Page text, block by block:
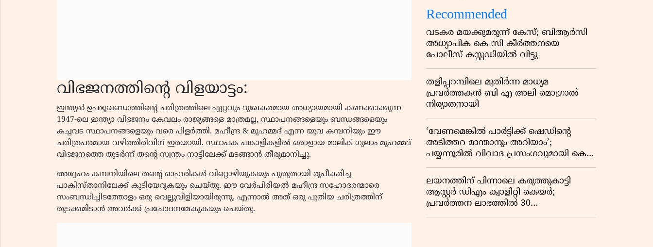
വിഭജനത്തിന്റെ വിളയാട്ടം:
ഇന്ത്യൻ ഉപഭൂഖണ്ഡത്തിന്റെ ചരിത്രത്തിലെ ഏറ്റവും ദുഃഖകരമായ അധ്യായമായി കണക്കാക്കുന്ന
1947-ലെ ഇന്ത്യാ വിഭജനം കേവലം രാജ്യങ്ങളെ മാത്രമല്ല, സ്ഥാപനങ്ങളെയും ബന്ധങ്ങളെയും
കച്ചവട സ്ഥാപനങ്ങളെയും വരെ പിളർത്തി. മഹീന്ദ്ര & മുഹമ്മദ്‌ എന്ന യുവ കമ്പനിയും ഈ
ചരിത്രപരമായ വഴിത്തിരിവിന് ഇരയായി. സ്ഥാപക പങ്കാളികളിൽ ഒരാളായ മാലിക് ഗുലാം മുഹമ്മദ്
വിഭജനത്തെ തുടർന്ന് തൻ്റെ സ്വന്തം നാട്ടിലേക്ക് മടങ്ങാൻ തീരുമാനിച്ചു.
അദ്ദേഹം കമ്പനിയിലെ തൻ്റെ ഓഹരികൾ വിറ്റൊഴിയുകയും പുതുതായി രൂപീകരിച്ച
പാകിസ്താനിലേക്ക് കുടിയേറുകയും ചെയ്തു. ഈ വേർപിരിയൽ മഹീന്ദ്ര സഹോദരന്മാരെ
സംബന്ധിച്ചിടത്തോളം ഒരു വെല്ലുവിളിയായിരുന്നു, എന്നാൽ അത് ഒരു പുതിയ ചരിത്രത്തിന്
തുടക്കമിടാൻ അവർക്ക് പ്രചോദനമേകുകയും ചെയ്തു.
ലാഭത്തിലും വൻ കുതിപ്പ് രേഖപ്പെടുത്തി
ആദ്യ പാദ റിപ്പോർട്ട് പുറത്ത്
Recommended
വടകര മയക്കുമരുന്ന് കേസ്; ബിആർസി
അധ്യാപിക കെ സി കീർത്തനയെ
പോലീസ് കസ്റ്റഡിയിൽ വിട്ടു
തളിപ്പറമ്പിലെ മുതിർന്ന മാധ്യമ
പ്രവർത്തകൻ ബി എ അലി മൊഗ്രാൽ
നിര്യാതനായി
‘വേണമെങ്കിൽ പാർട്ടിക്ക് ഷെഡിൻ്റെ
അടിത്തറ മാന്താനും അറിയാം’;
പയ്യന്നൂരിൽ വിവാദ പ്രസംഗവുമായി കെ
കെ രാഗേഷ്
ലയനത്തിന് പിന്നാലെ കരുത്തുകാട്ടി
ആസ്റ്റർ ഡിഎം ക്വാളിറ്റി കെയർ;
പ്രവർത്തന ലാഭത്തിൽ 30
ശതമാനത്തിൻ്റെ വളർച്ച, വരുമാനത്തിലും